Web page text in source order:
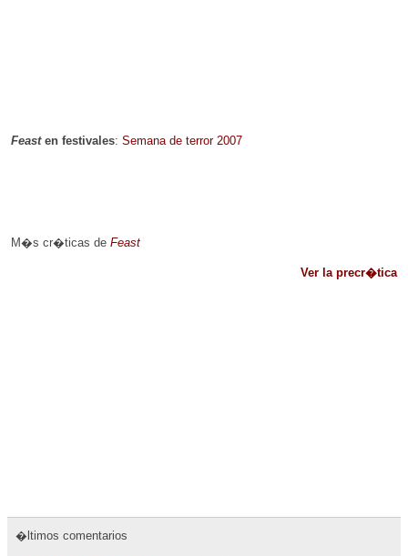
Feasten festivales:Semana de terror 2007
M�s cr�ticas deFeast
Ver la precr�tica
�ltimos comentarios